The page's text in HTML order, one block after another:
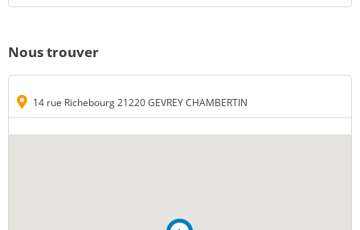
Nous trouver
14 rue Richebourg 21220 GEVREY CHAMBERTIN